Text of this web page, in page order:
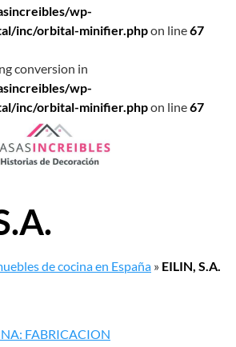
wp-
inc/orbital-minifier.phpon line67
conversion in
wp-
inc/orbital-minifier.phpon line67
de cocina en España » EILIN, S.A.
FABRICACION